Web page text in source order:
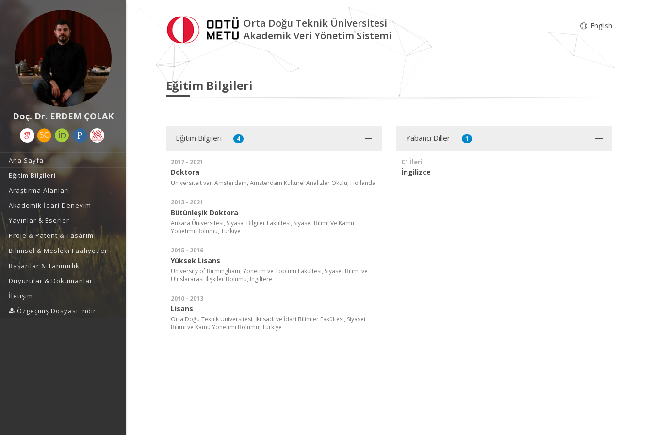
Doç. Dr. ERDEM ÇOLAK
Ana Sayfa
Eğitim Bilgileri
Araştırma Alanları
Akademik İdari Deneyim
Yayınlar & Eserler
Proje & Patent & Tasarım
Bilimsel & Mesleki Faaliyetler
Başarılar & Tanınırlık
Duyurular & Dokümanlar
İletişim
Özgeçmiş Dosyası İndir
Orta Doğu Teknik Üniversitesi
Akademik Veri Yönetim Sistemi
English
Eğitim Bilgileri
Eğitim Bilgileri 4
2017 - 2021
Doktora
Universiteit van Amsterdam, Amsterdam Kültürel Analizler Okulu, Hollanda
2013 - 2021
Bütünleşik Doktora
Ankara Üniversitesi, Siyasal Bilgiler Fakültesi, Siyaset Bilimi Ve Kamu
Yönetimi Bölümü, Türkiye
2015 - 2016
Yüksek Lisans
University of Birmingham, Yönetim ve Toplum Fakültesi, Siyaset Bilimi ve
Uluslararası İlişkiler Bölümü, İngiltere
2010 - 2013
Lisans
Orta Doğu Teknik Üniversitesi, İktisadi ve İdari Bilimler Fakültesi, Siyaset
Bilimi ve Kamu Yönetimi Bölümü, Türkiye
Yabancı Diller 1
C1 İleri
İngilizce